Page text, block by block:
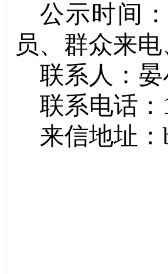
公示时间
员、群众来
联系人：
联系电话：
来信地址：